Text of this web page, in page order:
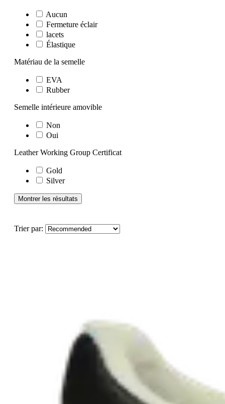
Aucun
Fermeture éclair
lacets
Élastique
Matériau de la semelle
EVA
Rubber
Semelle intérieure amovible
Non
Oui
Leather Working Group Certificat
Gold
Silver
Montrer les résultats
Trier par: